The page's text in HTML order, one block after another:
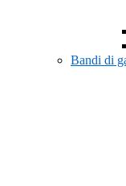
Bandi di